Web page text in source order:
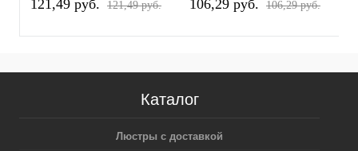
121,49 pуб. 121,49 pуб. 106,29 pуб. 106,29 pуб.
Каталог
Люстры с доставкой